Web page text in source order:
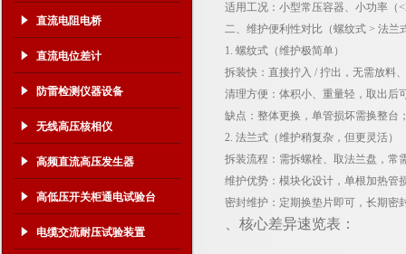
直流电阻电桥
直流电位差计
防雷检测仪器设备
无线高压核相仪
高频直流高压发生器
高低压开关柜通电试验台
电缆交流耐压试验装置
适用工况：小型常压容器、小功率（
二、维护便利性对比（螺纹式 > 法兰
1. 螺纹式（维护极简单）
拆装快：直接拧入 / 拧出，无需放料
清理方便：体积小、重量轻，取出后
缺点：整体更换，单管损坏需换整台
2. 法兰式（维护稍复杂，但更灵活）
拆装流程：需拆螺栓、取法兰盘，常
维护优势：模块化设计，单根加热管
密封维护：定期换垫片即可，长期密
、核心差异速览表：